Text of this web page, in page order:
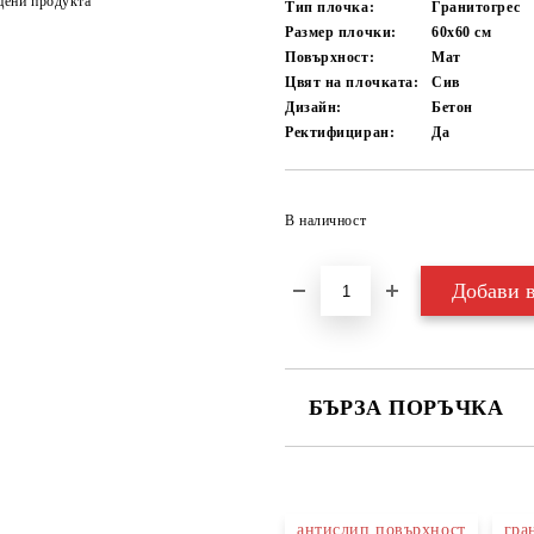
Тип плочка:
Гранитогрес
Размер плочки:
60x60см
Повърхност:
Мат
Цвят на плочката:
Сив
Дизайн:
Бетон
Ректифициран:
Да
В наличност
БЪРЗА ПОРЪЧКА
антислип повърхност